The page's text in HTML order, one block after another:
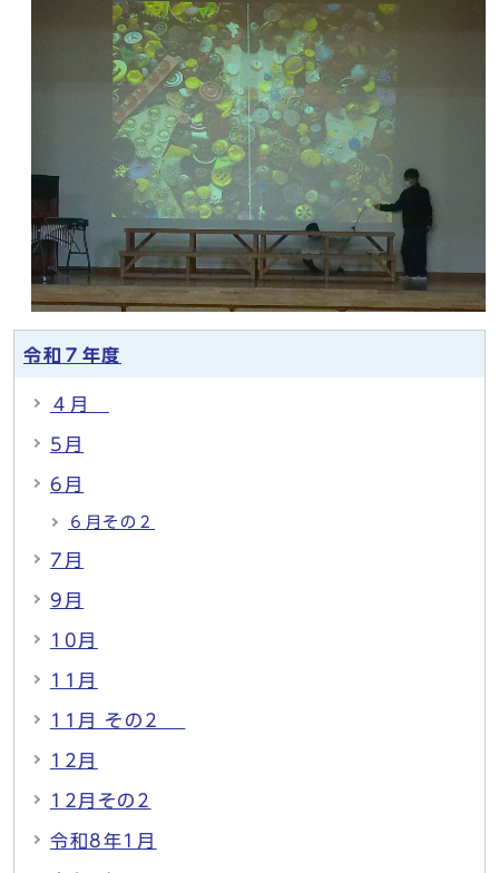
令和７年度
４月
5月
6月
６月その２
7月
9月
10月
11月
11月 その2
12月
12月その2
令和8年1月